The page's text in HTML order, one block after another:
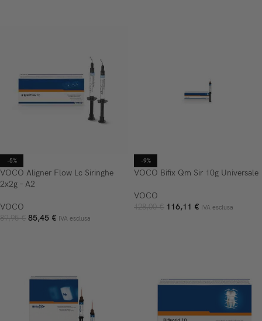
-5%
VOCO Aligner Flow Lc Siringhe
2x2g – A2
VOCO
89,95€ 85,45 € IVA esclusa
-9%
VOCO Bifix Qm Sir 10g Universale
VOCO
128,00€ 116,11 € IVA esclusa